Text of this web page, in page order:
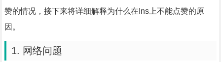
赞的情况，接下来将详细解释为什么在Ins上不能点赞的原
因。
1. 网络问题